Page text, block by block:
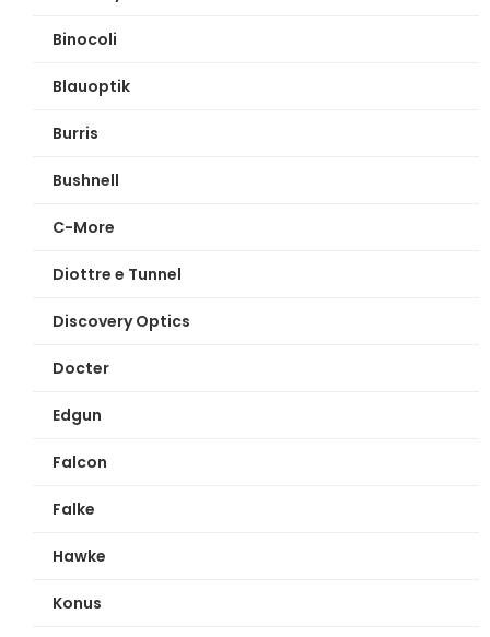
Binocoli
Blauoptik
Burris
Bushnell
C-More
Diottre e Tunnel
Discovery Optics
Docter
Edgun
Falcon
Falke
Hawke
Konus